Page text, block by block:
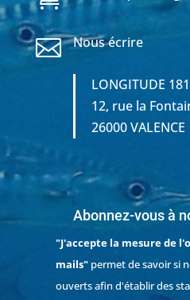
 Nous écrire
LONGITUDE 181
12, rue la
26000 VALENCE
Abonnez-vous à
"J'accepte la mesure de
mails"permet de savoir si
ouverts afin d'établir des